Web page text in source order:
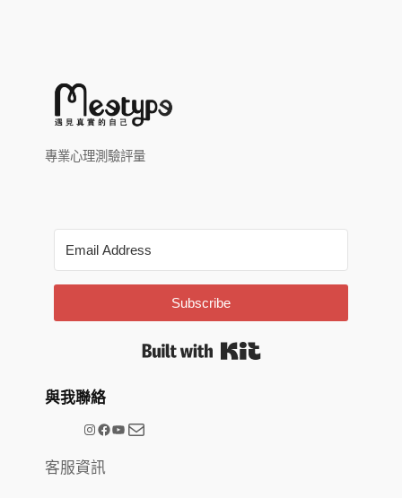
專業心理測驗評量
Subscribe
與我聯絡
@meetype.tw Facebook YouTube 電子郵件
客服資訊